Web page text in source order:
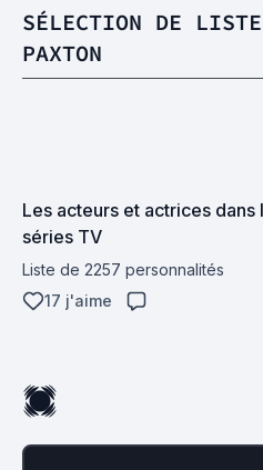
SÉLECTION DE
PAXTON
Les acteurs et actrices dans
séries TV
Liste de 2257 personnalités
17 j'aime